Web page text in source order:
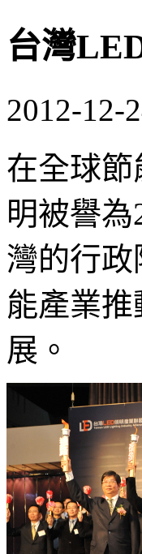
台灣
2012-12-
在全球
明被譽
灣的行
能產業
展。